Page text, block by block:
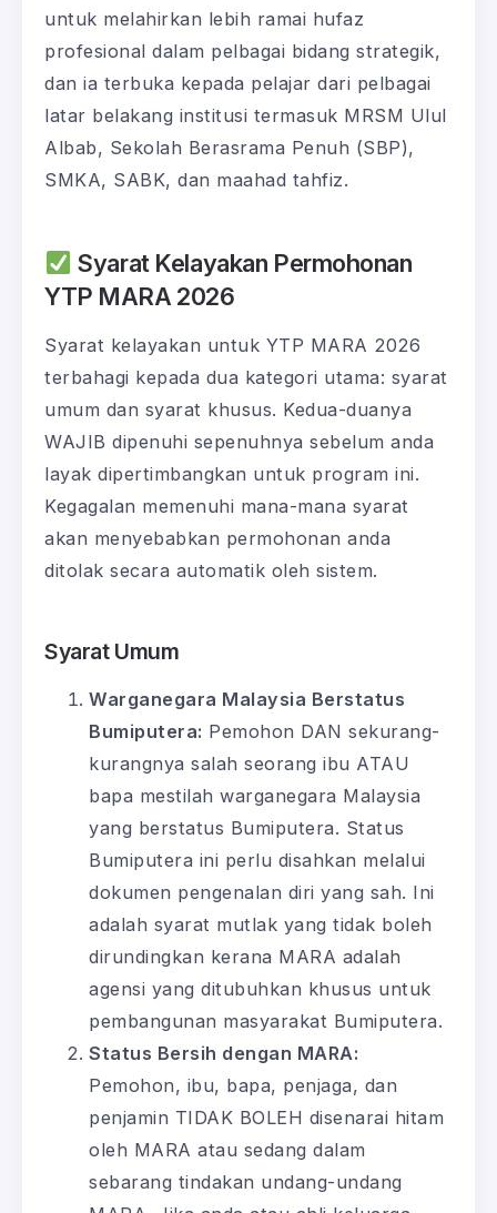
untuk melahirkan lebih ramai hufaz
profesional dalam pelbagai bidang strategik,
dan ia terbuka kepada pelajar dari pelbagai
latar belakang institusi termasuk MRSM Ulul
Albab, Sekolah Berasrama Penuh (SBP),
SMKA, SABK, dan maahad tahfiz.
Syarat Kelayakan Permohonan
YTP MARA 2026
Syarat kelayakan untuk YTP MARA 2026
terbahagi kepada dua kategori utama: syarat
umum dan syarat khusus. Kedua-duanya
WAJIB dipenuhi sepenuhnya sebelum anda
layak dipertimbangkan untuk program ini.
Kegagalan memenuhi mana-mana syarat
akan menyebabkan permohonan anda
ditolak secara automatik oleh sistem.
Syarat Umum
Warganegara Malaysia Berstatus
Bumiputera: Pemohon DAN sekurang-
kurangnya salah seorang ibu ATAU
bapa mestilah warganegara Malaysia
yang berstatus Bumiputera. Status
Bumiputera ini perlu disahkan melalui
dokumen pengenalan diri yang sah. Ini
adalah syarat mutlak yang tidak boleh
dirundingkan kerana MARA adalah
agensi yang ditubuhkan khusus untuk
pembangunan masyarakat Bumiputera.
Status Bersih dengan MARA:
Pemohon, ibu, bapa, penjaga, dan
penjamin TIDAK BOLEH disenarai hitam
oleh MARA atau sedang dalam
sebarang tindakan undang-undang